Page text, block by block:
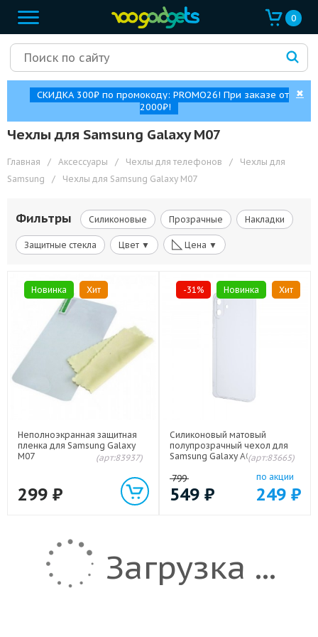
0
СКИДКА 300₽ по промокоду: PROMO26! При заказе от
2000₽!
✖
Чехлы для Samsung Galaxy M07
Главная / Аксессуары / Чехлы для телефонов /
Чехлы для
Samsung
/ Чехлы для Samsung Galaxy M07
Фильтры Силиконовые Прозрачные Накладки
Защитные стекла Цвет ▼ ◺ Цена ▼
Новинка Хит
Неполноэкранная защитная
пленка для Samsung Galaxy
M07
(арт:83937)
299 ₽
-31% Новинка Хит
Силиконовый матовый
полупрозрачный чехол для
Samsung Galaxy A07 / Galaxy
(арт:83665)
799
549 ₽
по акции
249 ₽
Загрузка ...